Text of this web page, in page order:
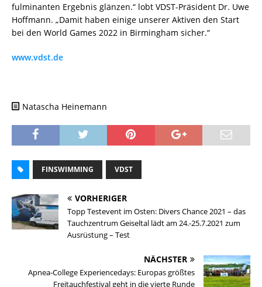
fulminanten Ergebnis glänzen.“ lobt VDST-Präsident Dr. Uwe
Hoffmann. „Damit haben einige unserer Aktiven den Start
bei den World Games 2022 in Birmingham sicher.“
www.vdst.de
Natascha Heinemann
FINSWIMMING VDST
VORHERIGER
Topp Testevent im Osten: Divers Chance 2021 – das
Tauchzentrum Geiseltal lädt am 24.-25.7.2021 zum
Ausrüstung – Test
NÄCHSTER
Apnea-College Experiencedays: Europas größtes
Freitauchfestival geht in die vierte Runde